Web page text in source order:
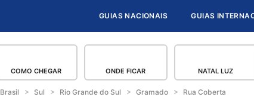
GUIAS NACIONAIS GUIAS
COMO CHEGAR ONDE FICAR NATAL LUZ
Brasil Sul Rio Grande do Sul Gramado Rua Coberta